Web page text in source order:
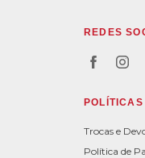
REDES
POLÍTICAS
Trocas e
Política de